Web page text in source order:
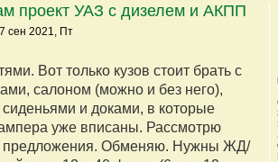
проект УАЗ с дизелем и АКПП
сен 2021, Пт
Вот только кузов стоит брать с
салоном (можно и без него),
и доками, в которые
уже вписаны. Рассмотрю
предложения. Обменяю. Нужны ЖД/